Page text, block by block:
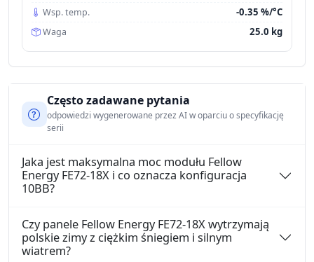
Wsp. temp. -0.35 %/°C
Waga 25.0 kg
Często zadawane pytania
odpowiedzi wygenerowane przez AI w oparciu o specyfikację
serii
Jaka jest maksymalna moc modułu Fellow
Energy FE72-18X i co oznacza konfiguracja
10BB?
Czy panele Fellow Energy FE72-18X wytrzymają
polskie zimy z ciężkim śniegiem i silnym
wiatrem?